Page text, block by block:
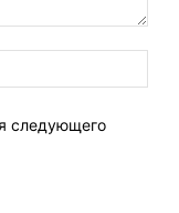
Сайт:
следующего